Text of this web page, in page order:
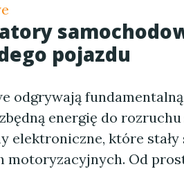
pojazdu
odgrywają
energię do
elektroniczne, które
motoryzacyjnych. Od